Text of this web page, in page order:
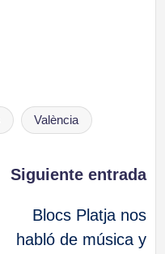
València
Siguiente entrada
Blocs Platja nos
habló de música y